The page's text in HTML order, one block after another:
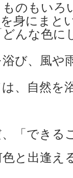
のもいろ
身にまと
どんな色
び、風や
、自然を
「できる
と出逢え